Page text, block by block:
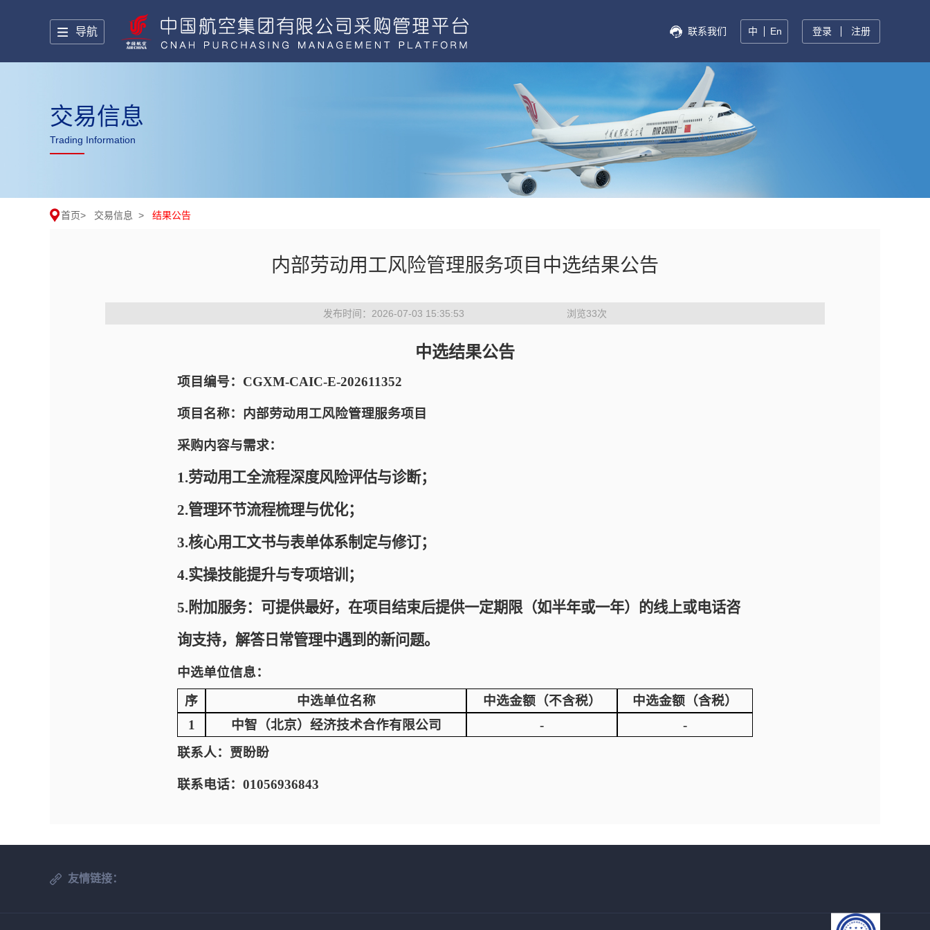
导航 联系我们 中 En 登录 注册
交易信息
Trading Information
首页> 交易信息 > 结果公告
内部劳动用工风险管理服务项目中选结果公告
发布时间：2026-07-03 15:35:53 浏览33次
中选结果公告
项目编号：CGXM-CAIC-E-202611352
项目名称：内部劳动用工风险管理服务项目
采购内容与需求：
1.劳动用工全流程深度风险评估与诊断；
2.管理环节流程梳理与优化；
3.核心用工文书与表单体系制定与修订；
4.实操技能提升与专项培训；
5.附加服务：可提供最好，在项目结束后提供一定期限（如半年或一年）的线上或电话咨
询支持，解答日常管理中遇到的新问题。
中选单位信息：
序
中选单位名称 中选金额（不含税）
中选金额（含税）
1
中智（北京）经济技术合作有限公司 -
-
联系人：贾盼盼
联系电话：01056936843
友情链接：